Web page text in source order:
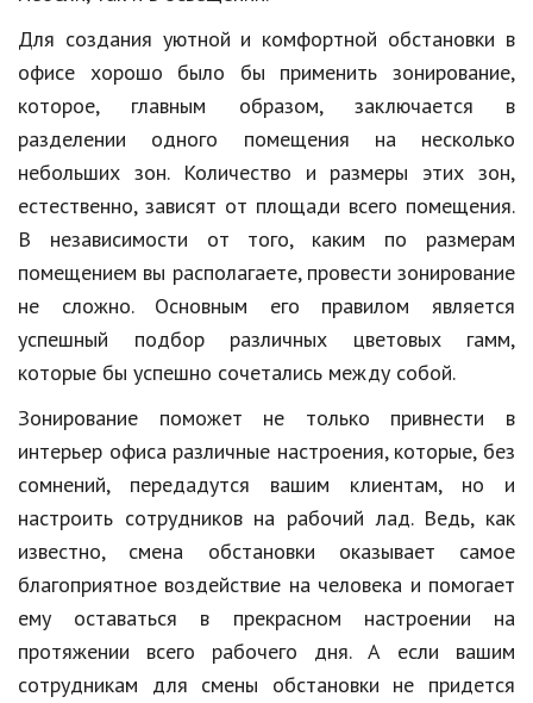
Спорт и фитнес
Психология и отношения
Творчество и рукоделие
Разное
Работа и бизнес
Животные
Еда и напитки
Праздники и подарки
Кинематограф
Домашние животные
Семья и дети
Путешествия
Строительство
Культура и общество
Мода и стиль
Для создания уютной и комфортной обстановки в
офисе хорошо было бы применить зонирование,
которое, главным образом, заключается в
разделении одного помещения на несколько
небольших зон. Количество и размеры этих зон,
естественно, зависят от площади всего помещения.
В независимости от того, каким по размерам
помещением вы располагаете, провести зонирование
не сложно. Основным его правилом является
успешный подбор различных цветовых гамм,
которые бы успешно сочетались между собой.
Зонирование поможет не только привнести в
интерьер офиса различные настроения, которые, без
сомнений, передадутся вашим клиентам, но и
настроить сотрудников на рабочий лад. Ведь, как
известно, смена обстановки оказывает самое
благоприятное воздействие на человека и помогает
ему оставаться в прекрасном настроении на
протяжении всего рабочего дня. А если вашим
сотрудникам для смены обстановки не придется